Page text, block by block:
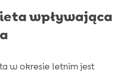
wpływająca
w okresie letnim jest